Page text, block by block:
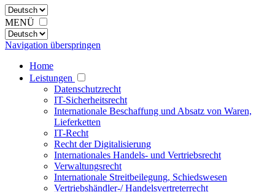
MENÜ
Navigation überspringen
Home
Leistungen
Datenschutzrecht
IT-Sicherheitsrecht
Internationale Beschaffung und Absatz von Waren,
Lieferketten
IT-Recht
Recht der Digitalisierung
Internationales Handels- und Vertriebsrecht
Verwaltungsrecht
Internationale Streitbeilegung, Schiedswesen
Vertriebshändler-/ Handelsvertreterrecht